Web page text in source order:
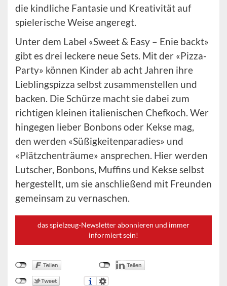
die kindliche Fantasie und Kreativität auf
spielerische Weise angeregt.
Unter dem Label «Sweet & Easy – Enie backt»
gibt es drei leckere neue Sets. Mit der «Pizza-
Party» können Kinder ab acht Jahren ihre
Lieblingspizza selbst zusammenstellen und
backen. Die Schürze macht sie dabei zum
richtigen kleinen italienischen Chefkoch. Wer
hingegen lieber Bonbons oder Kekse mag,
den werden «Süßigkeitenparadies» und
«Plätzchenträume» ansprechen. Hier werden
Lutscher, Bonbons, Muffins und Kekse selbst
hergestellt, um sie anschließend mit Freunden
gemeinsam zu vernaschen.
das spielzeug-Newsletter abonnieren und immer
informiert sein!